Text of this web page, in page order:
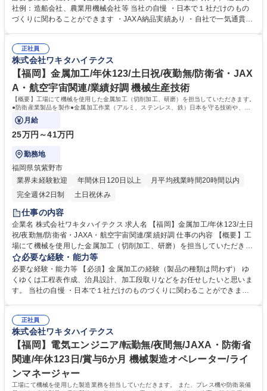
溶接作業（アルミ、ステンレス、鉄） ・検査業務 ※各作業は1週間～1か
月単位で事前にスケジュールを組んでおります。 募集職種 【福岡】溶接
社例：造船会社、農業用機械会社等 当社の自慢 ・日本で１社だけのもの
づくりに関わることができます ・JAXA納品実績あり ・自社で一気通貫し
資格：
正社員
株式会社ワキタハイテクス
【福岡】金属加工/年休123/土日祝/夜勤無/防衛省・JAX
A・航空宇宙関連/業績好調 機械生産技術
【概要】工場にて機械を使用した金属加工（切削加工、研磨）を担当していただきます。
●防衛産業製品を製作●金属加工作業（アルミ、ステンレス、鉄）日本を守る技術や、宇
宙産業に貢献する仕事です。
月給
25万円～41万円
勤務地
福岡県筑紫野市
業界未経験歓迎
年間休日120日以上
月平均残業時間20時間以内
完全週休2日制
土日祝休み
仕事の内容
企業名 株式会社ワキタハイテクス 求人名 【福岡】金属加工/年休123/土日
祝/夜勤無/防衛省・JAXA・航空宇宙関連/業績好調 仕事の内容 【概要】工
場にて機械を使用した金属加工（切削加工、研磨）を担当していただきま
す。●防衛産業製品を製作●金属加工作業（アルミ、ステンレス、鉄）日本
を守る技術や、宇宙産業に貢献する仕事です。 【詳細】 ・防衛産業製品
の製造 ・金属加工（アルミ、ステンレス、鉄） ・検査業務 ※各作業は1
週間～1か月単位で事前にスケジュールを組んでおります。 現場の意見が
必要な経験・能力等
必要な経験・能力等 【必須】金属加工の経験（製品の種類は問わず） ゆ
くゆくは工程表作成、治具設計、加工段取りなどをお任せしたいと思いま
す。 当社の自慢 ・日本で１社だけのものづくりに関わることができます
大学 高専 短大 専修学校 高校 語学力： 資格：
正社員
株式会社ワキタハイテクス
【福岡】電気エンジニア/転勤無/夜間無/JAXA・防衛省
関連/年休123日/賞与6か月 機械製造オペレーター/ライ
ンマネージャー
工場にて機械を使用した製造業務を担当していただきます。 また、プレス機や防衛装備